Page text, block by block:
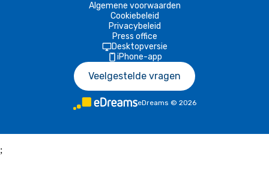
Algemene voorwaarden
Cookiebeleid
Privacybeleid
Press office
Desktopversie
iPhone-app
Veelgestelde vragen
eDreams © 2026
;